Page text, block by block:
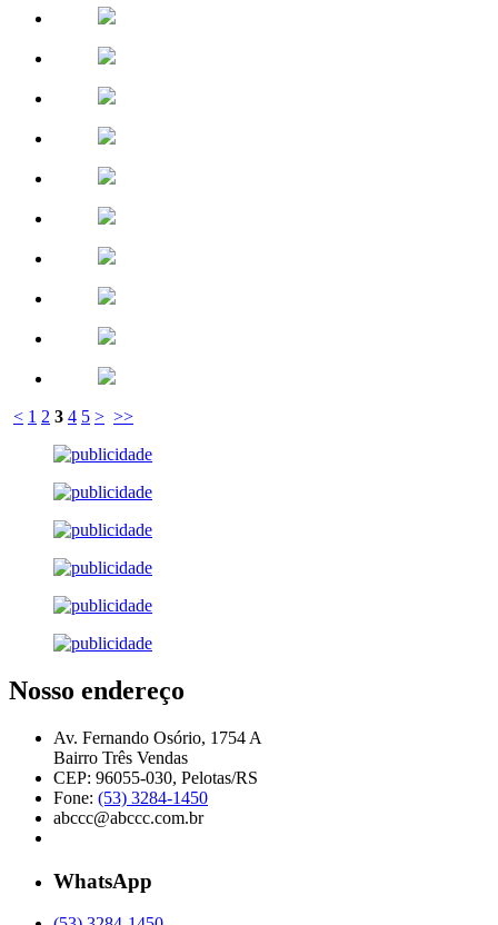
< 1 2 3 4 5 > >>
Nosso endereço
Av. Fernando Osório, 1754 A
Bairro Três Vendas
CEP: 96055-030, Pelotas/RS
Fone: (53) 3284-1450
abccc@abccc.com.br
WhatsApp